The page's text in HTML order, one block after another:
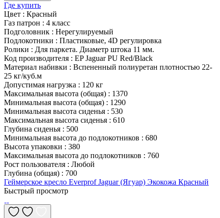
Где купить
Цвет : Красный
Газ патрон : 4 класс
Подголовник : Нерегулируемый
Подлокотники : Пластиковые, 4D регулировка
Ролики : Для паркета. Диаметр штока 11 мм.
Код производителя : EP Jaguar PU Red/Black
Материал набивки : Вспененный полиуретан плотностью 22-
25 кг/куб.м
Допустимая нагрузка : 120 кг
Максимальная высота (общая) : 1370
Минимальная высота (общая) : 1290
Минимальная высота сиденья : 530
Максимальная высота сиденья : 610
Глубина сиденья : 500
Минимальная высота до подлокотников : 680
Высота упаковки : 380
Максимальная высота до подлокотников : 760
Рост пользователя : Любой
Глубина (общая) : 700
Геймерское кресло Everprof Jaguar (Ягуар) Экокожа Красный
Быстрый просмотр